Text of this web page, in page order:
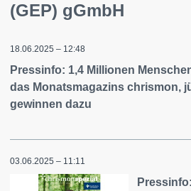
(GEP) gGmbH
18.06.2025 – 12:48
Pressinfo: 1,4 Millionen
das Monatsmagazins chrismon,
gewinnen dazu
03.06.2025 – 11:11